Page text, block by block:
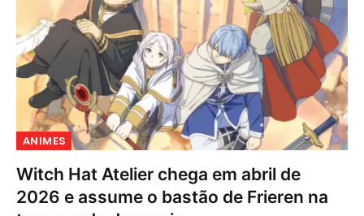
ANIMES
Witch Hat Atelier chega em abril de
2026 e assume o bastão de Frieren na